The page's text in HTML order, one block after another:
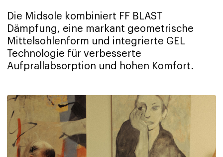
Die Midsole kombiniert FF BLAST
Dämpfung, eine markant geometrische
Mittelsohlenform und integrierte GEL
Technologie für verbesserte
Aufprallabsorption und hohen Komfort.